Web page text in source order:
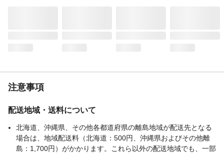
注意事項
配送地域・送料について
北海道、沖縄県、その他各都道府県の離島地域が配送先となる
場合は、地域配送料（北海道：500円、沖縄県およびその他離
島：1,700円）がかかります。これら以外の配送地域でも、一部